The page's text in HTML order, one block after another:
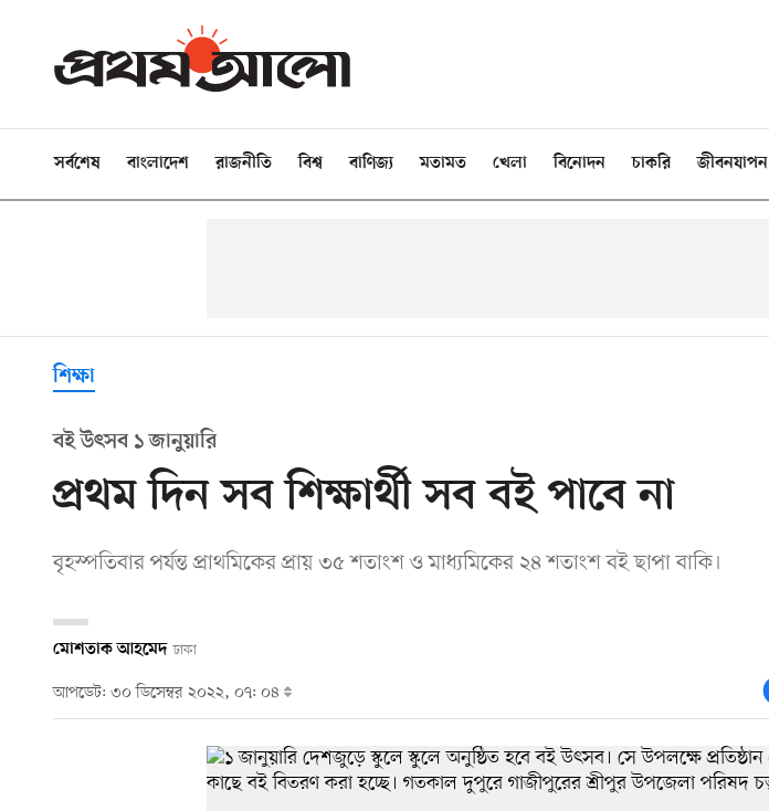
সর্বশেষ বাংলাদেশ রাজনীতি বিশ্ব বাণিজ্য মতামত খেলা বিনোদন চাকরি জীবনযাপন
শিক্ষা
বই উৎসব ১ জানুয়ারি
প্রথম দিন সব শিক্ষার্থী সব বই পাবে না
বৃহস্পতিবার পর্যন্ত প্রাথমিকের প্রায় ৩৫ শতাংশ ও মাধ্যমিকের ২৪ শতাংশ বই ছাপা বাকি।
মোশতাক আহমেদ ঢাকা
আপডেট: ৩০ ডিসেম্বর ২০২২, ০৭: ০৪